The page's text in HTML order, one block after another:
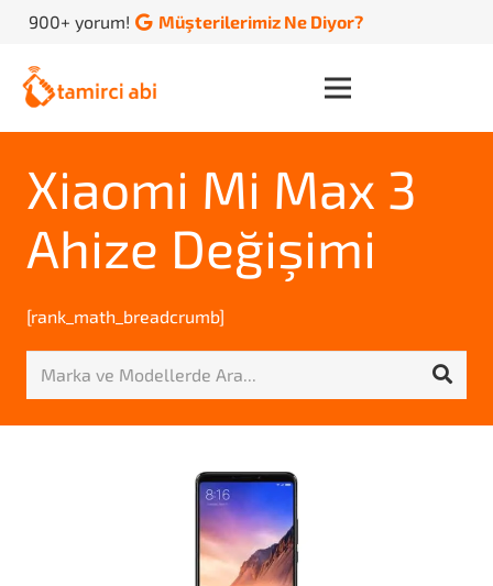
900+ yorum! Müşterilerimiz Ne Diyor?
Xiaomi Mi Max 3
Ahize Değişimi
[rank_math_breadcrumb]